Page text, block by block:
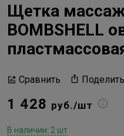
Щетка
BOMBSHELL
Сравнить
1 428 руб./шт
В наличии: 2 шт